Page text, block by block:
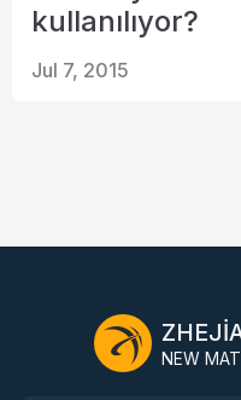
kullanılıyor?
Jul 7, 2015
NEW